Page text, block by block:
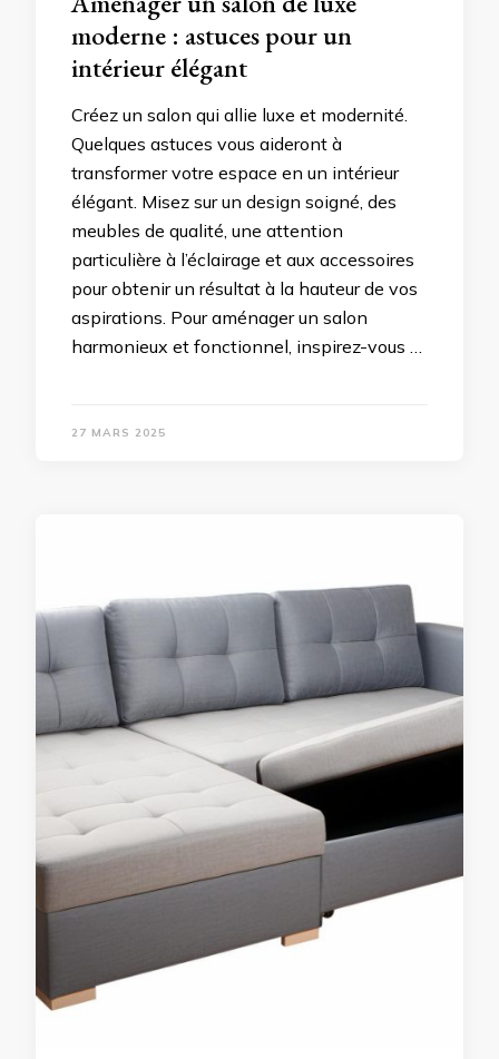
moderne : astuces pour un
intérieur élégant
Créez un salon qui allie luxe et modernité.
Quelques astuces vous aideront à
transformer votre espace en un intérieur
élégant. Misez sur un design soigné, des
meubles de qualité, une attention
particulière à l’éclairage et aux accessoires
pour obtenir un résultat à la hauteur de vos
aspirations. Pour aménager un salon
harmonieux et fonctionnel, inspirez-vous …
27 MARS 2025